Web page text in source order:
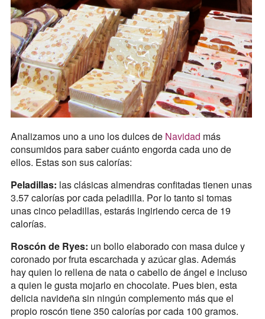
Analizamos uno a uno los dulces de Navidad más
consumidos para saber cuánto engorda cada uno de
ellos. Estas son sus calorías:
Peladillas: las clásicas almendras confitadas tienen unas
3.57 calorías por cada peladilla. Por lo tanto si tomas
unas cinco peladillas, estarás ingiriendo cerca de 19
calorías.
Roscón de Ryes: un bollo elaborado con masa dulce y
coronado por fruta escarchada y azúcar glas. Además
hay quien lo rellena de nata o cabello de ángel e incluso
a quien le gusta mojarlo en chocolate. Pues bien, esta
delicia navideña sin ningún complemento más que el
propio roscón tiene 350 calorías por cada 100 gramos.